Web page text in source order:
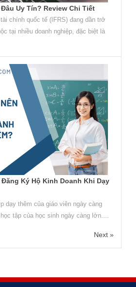
Uy Tín? Review Chi Tiết
chính quốc tế (IFRS) đang dần trở
tại nhiều doanh nghiệp, đặc biệt là
Đăng Ký Hộ Kinh Doanh Khi Dạy
dạy thêm của giáo viên ngày càng
tập của học sinh ngày càng lớn....
Next »